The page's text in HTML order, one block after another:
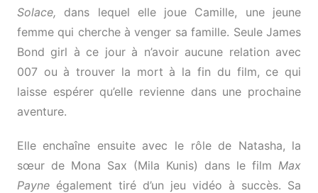
Solace, dans lequel elle joue Camille, une jeune
femme qui cherche à venger sa famille. Seule James
Bond girl à ce jour à n’avoir aucune relation avec
007 ou à trouver la mort à la fin du film, ce qui
laisse espérer qu’elle revienne dans une prochaine
aventure.
Elle enchaîne ensuite avec le rôle de Natasha, la
sœur de Mona Sax (Mila Kunis) dans le film Max
Payneégalement tiré d’un jeu vidéo à succès. Sa